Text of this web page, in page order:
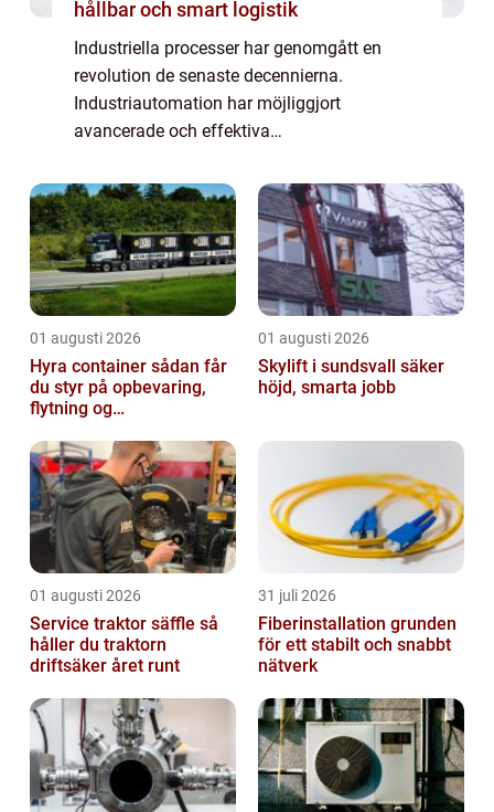
hållbar och smart logistik
Industriella processer har genomgått en
revolution de senaste decennierna.
Industriautomation har möjliggjort
avancerade och effektiva
dynamiska kraven i en globaliserad värld.
Tekniken p&ari...
01 augusti 2026
Hyra container sådan får
du styr på opbevaring,
flytning og
01 augusti 2026
Skylift i sundsvall säker
höjd, smarta jobb
01 augusti 2026
Service traktor säffle så
håller du traktorn
driftsäker året runt
31 juli 2026
Fiberinstallation grunden
för ett stabilt och snabbt
nätverk